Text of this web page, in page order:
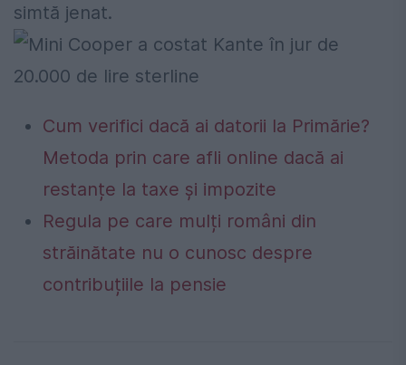
simtă jenat.
Cum verifici dacă ai datorii la Primărie?
Metoda prin care afli online dacă ai
restanțe la taxe și impozite
Regula pe care mulți români din
străinătate nu o cunosc despre
contribuțiile la pensie